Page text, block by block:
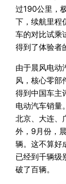
过190公里，
下，续航里程
车的对比试乘
得到了体验者
由于晨风电
风，核心零部
得到中国车主
电动汽车销量
北京、大连、
外，9月份，
辆。这不算好
已经到千辆级
破了百辆。